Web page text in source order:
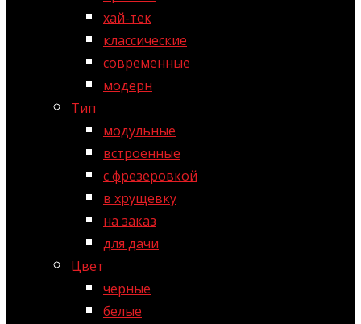
хай-тек
классические
современные
модерн
Тип
модульные
встроенные
с фрезеровкой
в хрущевку
на заказ
для дачи
Цвет
черные
белые